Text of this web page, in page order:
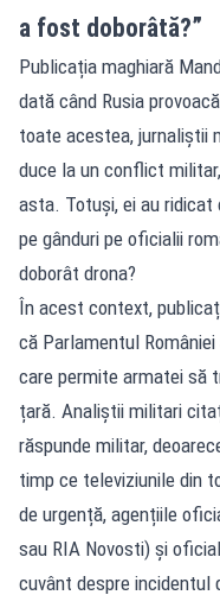
a fost doborâtă?”
Publicația maghiară
dată când Rusia
toate acestea, jurnaliștii
duce la un conflict
asta. Totuși, ei au ridicat
pe gânduri pe oficialii
doborât drona?
În acest context,
că Parlamentul
care permite armatei să
țară. Analiștii militari
răspunde militar,
timp ce televiziunile din
de urgență, agențiile
sau RIA Novosti) și
cuvânt despre incidentul